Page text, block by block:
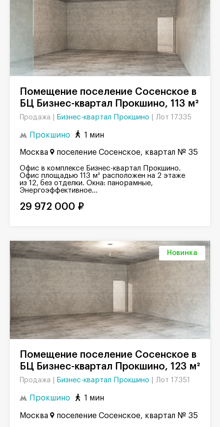
Помещение поселение Сосенское в
БЦ Бизнес-квартал Прокшино, 113 м²
Продажа | Бизнес-квартал Прокшино Лот 17335
Прокшино 1 мин
Москва поселение Сосенское, квартал № 35
Офис в комплексе Бизнес-квартал Прокшино.
Офис площадью 113 м² расположен на 2 этаже
из 12, без отделки. Окна: панорамные,
Энергоэффективное...
29 972 000 ₽
Новинка
БЦ Бизнес-квартал Прокшино, 123 м²
Продажа | Бизнес-квартал Прокшино Лот 17351
Прокшино 1 мин
Москва поселение Сосенское, квартал № 35